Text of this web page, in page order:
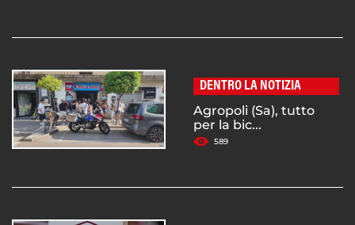
DENTRO LA NOTIZIA
Agropoli (Sa), tutto
per la bic...
589